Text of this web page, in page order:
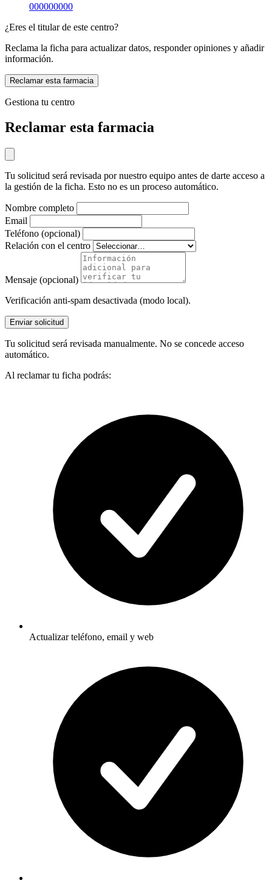
000000000
¿Eres el titular de este centro?
Reclama la ficha para actualizar datos, responder opiniones y añadir
información.
Reclamar esta farmacia
Gestiona tu centro
Reclamar esta farmacia
Tu solicitud será revisada por nuestro equipo antes de darte acceso a
la gestión de la ficha. Esto no es un proceso automático.
Nombre completo
Email
Teléfono (opcional)
Relación con el centro
Mensaje (opcional)
Verificación anti-spam desactivada (modo local).
Enviar solicitud
Tu solicitud será revisada manualmente. No se concede acceso
automático.
Al reclamar tu ficha podrás:
Actualizar teléfono, email y web